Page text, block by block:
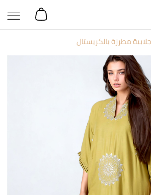
جلابية مطرزة بالكريستال